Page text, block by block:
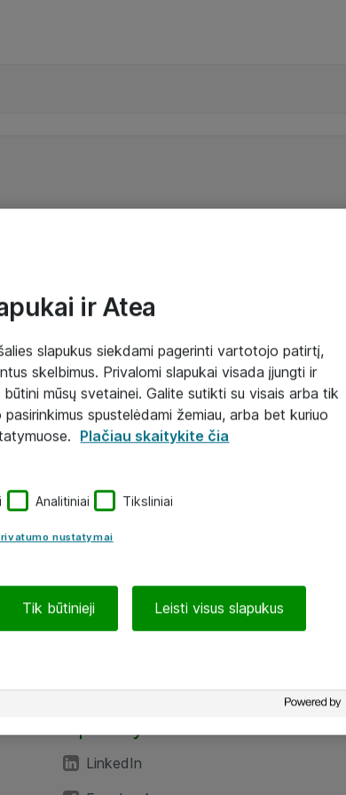
LinkedIn
ir Atea
slapukus siekdami pagerinti vartotojo patirtį,
skelbimus. Privalomi slapukai visada įjungti ir
mūsų svetainei. Galite sutikti su visais arba tik
spustelėdami žemiau, arba bet kuriuo
Plačiau skaitykite čia
Analitiniai Tiksliniai
nustatymai
Tik būtinieji Leisti visus slapukus